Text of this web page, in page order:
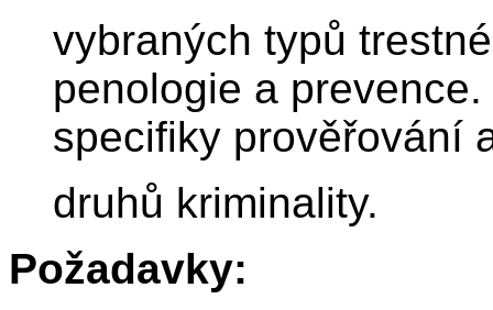
vybraných typů
penologie a
specifiky prověřování
druhů kriminality.
Požadavky: